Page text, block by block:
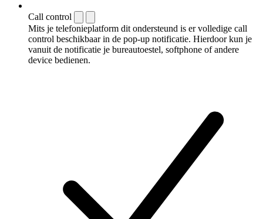
Call control
Mits je telefonieplatform dit ondersteund is er volledige call
control beschikbaar in de pop-up notificatie. Hierdoor kun je
vanuit de notificatie je bureautoestel, softphone of andere
device bedienen.